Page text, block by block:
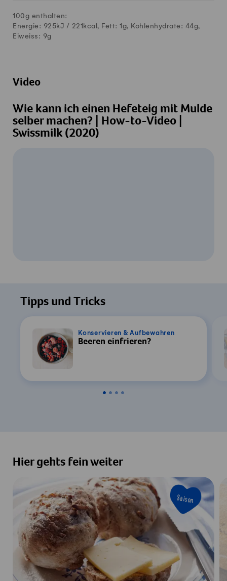
100g enthalten:
Energie: 925kJ / 221 kcal, Fett: 1 g, Kohlenhydrate: 44g,
Eiweiss: 9g
Video
Wie kann ich einen Hefeteig mit Mulde
selber machen? | How-to-Video |
Swissmilk (2020)
Ihre Zustimmung zur Datenverarbeitung
durch YouTube erforderlich. Details finden
Einstellungen
Tipps und Tricks
Konservieren & Aufbewahren
Beeren einfrieren?
Hier gehts fein weiter
Saison